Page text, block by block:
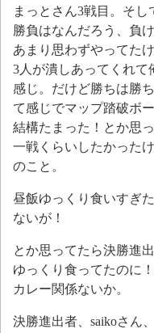
まっとさん3戦目。そし
勝負はなんだろう、負
あまり思わずやってた
3人が潰しあってくれて
感じ。だけど勝ちは勝
て感じでマップ踏破ボ
結構たまった！とか思
一戦くらいしたかった
のこと。
昼飯ゆっくり食いすぎ
ないが！
とか思ってたら決勝進
ゆっくり食ってたのに！
カレー関係ないか。
決勝進出者、saikoさん